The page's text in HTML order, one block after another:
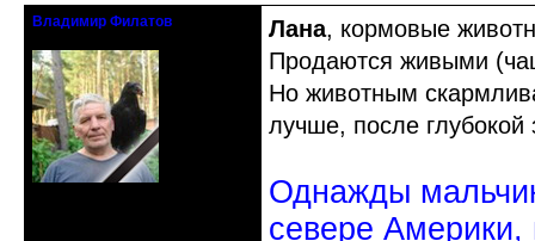
Владимир Филатов Лана, кормовые
Продаются живыми
Но животным
лучше, после
Однажды
севере